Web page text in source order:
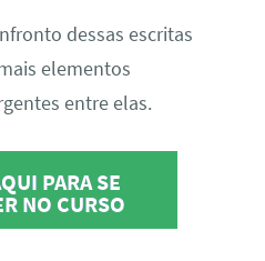
dessas escritas
elementos
entre elas.
PARA SE
NO CURSO